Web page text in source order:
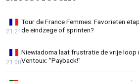
Tour de France Femmes: Favorieten
de eindzege of sprinten?
21:21
Niewiadoma laat frustratie de vrije loop
Ventoux: "Payback!"
21:00